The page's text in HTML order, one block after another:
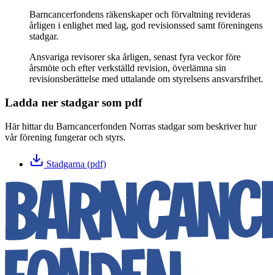
Barncancerfondens räkenskaper och förvaltning revideras
årligen i enlighet med lag, god revisionssed samt föreningens
stadgar.
Ansvariga revisorer ska årligen, senast fyra veckor före
årsmöte och efter verkställd revision, överlämna sin
revisionsberättelse med uttalande om styrelsens ansvarsfrihet.
Ladda ner stadgar som pdf
Här hittar du Barncancerfonden Norras stadgar som beskriver hur
vår förening fungerar och styrs.
Stadgarna (pdf)